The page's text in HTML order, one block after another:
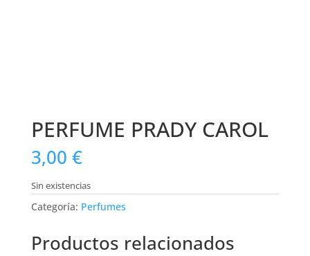
PERFUME PRADY CAROL
3,00 €
Sin existencias
Categoría: Perfumes
Productos relacionados